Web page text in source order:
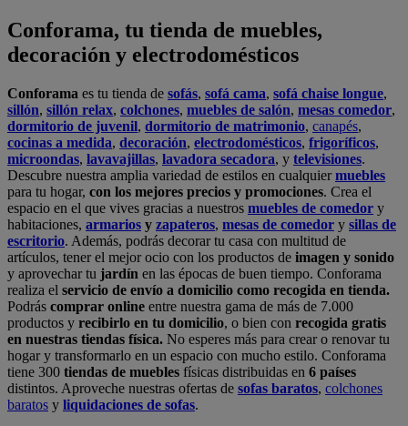
Conforama, tu tienda de muebles,
decoración y electrodomésticos
Conforama es tu tienda de sofás, sofá cama, sofá chaise longue,
sillón, sillón relax, colchones, muebles de salón, mesas comedor,
dormitorio de juvenil, dormitorio de matrimonio, canapés,
cocinas a medida, decoración, electrodomésticos, frigoríficos,
microondas, lavavajillas, lavadora secadora, y televisiones.
Descubre nuestra amplia variedad de estilos en cualquiermuebles
para tu hogar, con los mejores precios y promociones. Crea el
espacio en el que vives gracias a nuestros muebles de comedor y
habitaciones, armarios y zapateros, mesas de comedor y sillas de
escritorio. Además, podrás decorar tu casa con multitud de
artículos, tener el mejor ocio con los productos de imagen y sonido
y aprovechar tu jardín en las épocas de buen tiempo. Conforama
realiza el servicio de envío a domicilio como recogida en tienda.
Podrás comprar online entre nuestra gama de más de 7.000
productos y recibirlo en tu domicilio, o bien con recogida gratis
en nuestras tiendas física. No esperes más para crear o renovar tu
hogar y transformarlo en un espacio con mucho estilo. Conforama
tiene 300 tiendas de muebles físicas distribuidas en 6 países
distintos. Aproveche nuestras ofertas de sofas baratos, colchones
baratos y liquidaciones de sofas.